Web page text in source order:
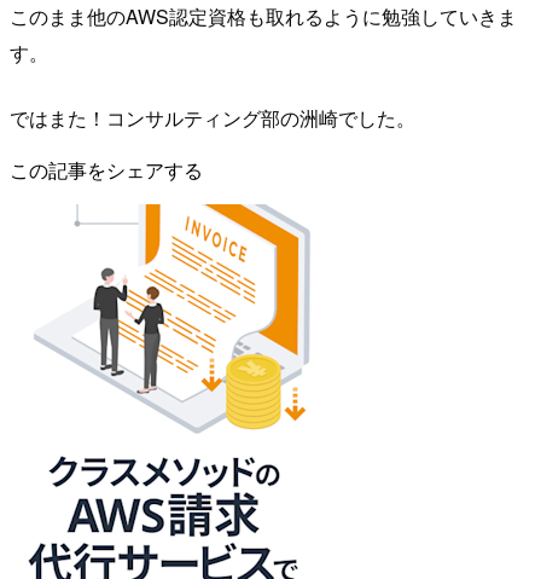
このまま他のAWS認定資格も取れるように勉強していきま
す。
ではまた！コンサルティング部の洲崎でした。
この記事をシェアする